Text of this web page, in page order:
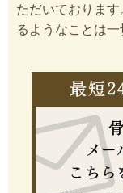
ただいておりま
るようなことは一